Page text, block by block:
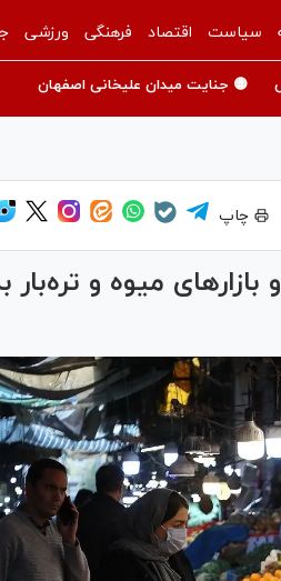
سیاست اقتصاد فرهنگی ورزشی
🟡 جنایت میدان علیخانی اصفهان
چاپ
و بازار‌های میوه و تره‌بار